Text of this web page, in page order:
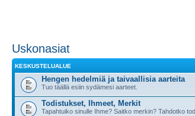
Uskonasiat
KESKUSTELUALUE
Hengen hedelmiä ja taivaallisia aarteita
Tuo täällä esiin sydämesi aarteet.
Todistukset, Ihmeet, Merkit
Tapahtuiko sinulle Ihme? Saitko merkin? Tahdotko